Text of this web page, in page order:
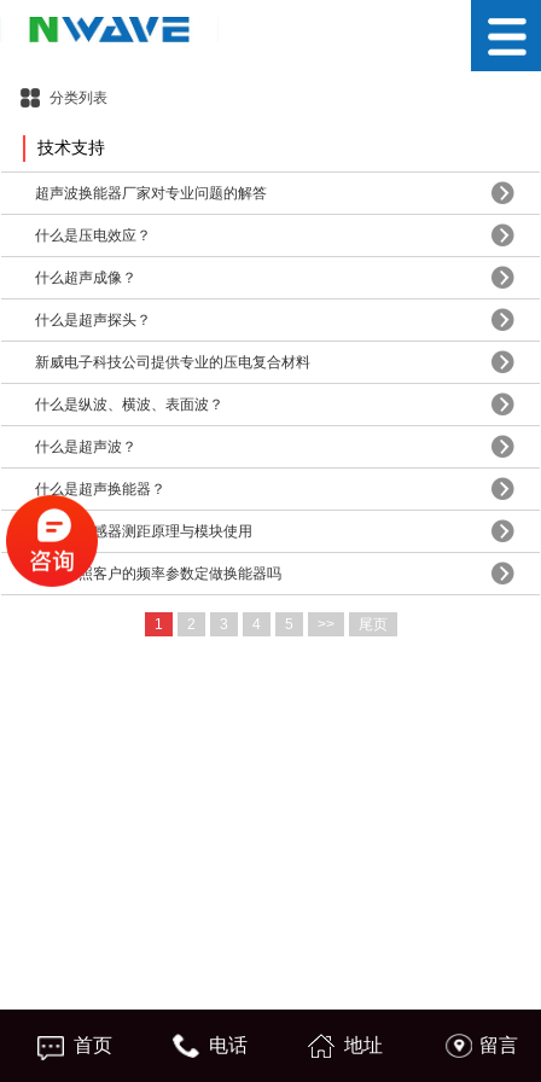
分类列表
技术支持
超声波换能器厂家对专业问题的解答
什么是压电效应？
什么超声成像？
什么是超声探头？
新威电子科技公司提供专业的压电复合材料
什么是纵波、横波、表面波？
什么是超声波？
什么是超声换能器？
超声波传感器测距原理与模块使用
可以按照客户的频率参数定做换能器吗
1 2 3 4 5 >> 尾页
首页 电话 地址 留言